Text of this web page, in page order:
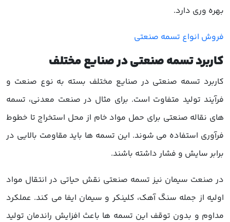
بهره وری دارد.
فروش انواع تسمه صنعتی
کاربرد تسمه صنعتی در صنایع مختلف
کاربرد تسمه صنعتی در صنایع مختلف بسته به نوع صنعت و
فرآیند تولید متفاوت است. برای مثال در صنعت معدنی، تسمه
های نقاله صنعتی برای حمل مواد خام از محل استخراج تا خطوط
فرآوری استفاده می شوند. این تسمه ها باید مقاومت بالایی در
برابر سایش و فشار داشته باشند.
در صنعت سیمان نیز تسمه صنعتی نقش حیاتی در انتقال مواد
اولیه از جمله سنگ آهک، کلینکر و سیمان ایفا می کند. عملکرد
مداوم و بدون توقف این تسمه ها باعث افزایش راندمان تولید